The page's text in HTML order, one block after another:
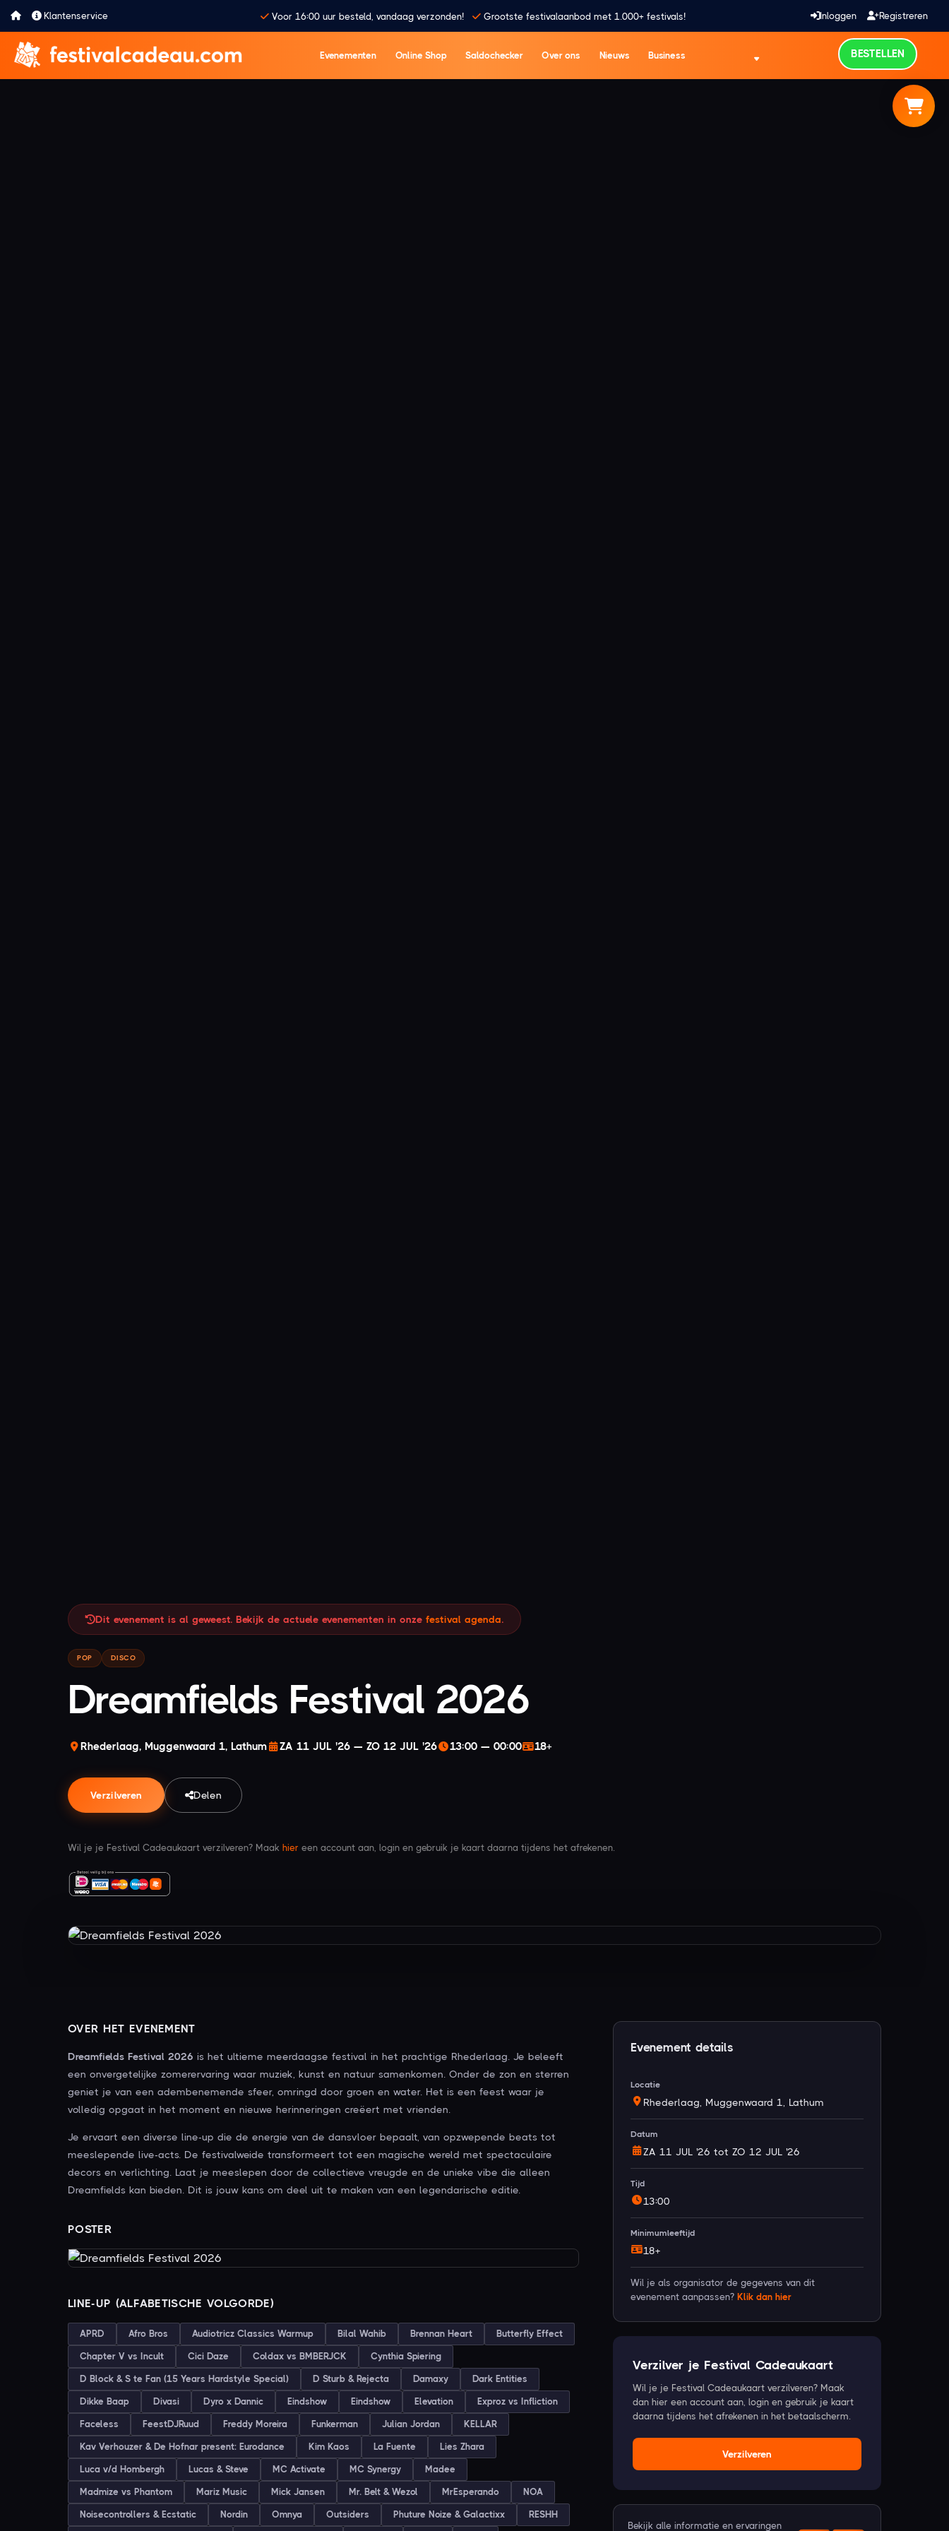
Klantenservice Voor 16:00 uur besteld, vandaag verzonden! Grootste festivalaanbod met 1.000+ festivals! Inloggen Registreren
Evenementen Online Shop Saldochecker Over ons Nieuws Business BESTELLEN
Dit evenement is al geweest. Bekijk de actuele evenementen in onze festival agenda.
POP DISCO
Dreamfields Festival 2026
Rhederlaag, Muggenwaard 1, Lathum ZA 11 JUL '26 — ZO 12 JUL '26 13:00 — 00:00 18+
Verzilveren Delen
Wil je je Festival Cadeaukaart verzilveren? Maak hier een account aan, login en gebruik je kaart daarna tijdens het afrekenen.
OVER HET EVENEMENT
Dreamfields Festival 2026 is het ultieme meerdaagse festival in het prachtige Rhederlaag. Je beleeft
een onvergetelijke zomerervaring waar muziek, kunst en natuur samenkomen. Onder de zon en sterren
geniet je van een adembenemende sfeer, omringd door groen en water. Het is een feest waar je
volledig opgaat in het moment en nieuwe herinneringen creëert met vrienden.
Je ervaart een diverse line-up die de energie van de dansvloer bepaalt, van opzwepende beats tot
meeslepende live-acts. De festivalweide transformeert tot een magische wereld met spectaculaire
decors en verlichting. Laat je meeslepen door de collectieve vreugde en de unieke vibe die alleen
Dreamfields kan bieden. Dit is jouw kans om deel uit te maken van een legendarische editie.
POSTER
LINE-UP (ALFABETISCHE VOLGORDE)
APRD Afro Bros Audiotricz Classics Warmup Bilal Wahib Brennan Heart Butterfly Effect
Chapter V vs Incult Cici Daze Coldax vs BMBERJCK Cynthia Spiering
D Block & S te Fan (15 Years Hardstyle Special) D Sturb & Rejecta Damaxy Dark Entities
Dikke Baap Divasi Dyro x Dannic Eindshow Eindshow Elevation Exproz vs Infliction
Faceless FeestDJRuud Freddy Moreira Funkerman Julian Jordan KELLAR
Kav Verhouzer & De Hofnar present: Eurodance Kim Kaos La Fuente Lies Zhara
Luca v/d Hombergh Lucas & Steve MC Activate MC Synergy Madee
Madmize vs Phantom Mariz Music Mick Jansen Mr. Belt & Wezol MrEsperando NOA
Noisecontrollers & Ecstatic Nordin Omnya Outsiders Phuture Noize & Galactixx RESHH
Evenement details
Locatie
Rhederlaag, Muggenwaard 1, Lathum
Datum
ZA 11 JUL '26 tot ZO 12 JUL '26
Tijd
13:00
Minimumleeftijd
18+
Wil je als organisator de gegevens van dit
evenement aanpassen? Klik dan hier
Verzilver je Festival Cadeaukaart
Wil je je Festival Cadeaukaart verzilveren? Maak
dan hier een account aan, login en gebruik je kaart
daarna tijdens het afrekenen in het betaalscherm.
Verzilveren
Bekijk alle informatie en ervaringen